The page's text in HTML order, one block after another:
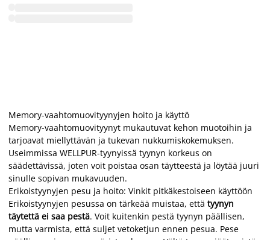
Memory-vaahtomuovityynyjen hoito ja käyttö
Memory-vaahtomuovityynyt mukautuvat kehon muotoihin ja
tarjoavat miellyttävän ja tukevan nukkumiskokemuksen.
Useimmissa WELLPUR-tyynyissä tyynyn korkeus on
säädettävissä, joten voit poistaa osan täytteestä ja löytää juuri
sinulle sopivan mukavuuden.
Erikoistyynyjen pesu ja hoito: Vinkit pitkäkestoiseen käyttöön
Erikoistyynyjen pesussa on tärkeää muistaa, että tyynyn
täytettä ei saa pestä. Voit kuitenkin pestä tyynyn päällisen,
mutta varmista, että suljet vetoketjun ennen pesua. Pese